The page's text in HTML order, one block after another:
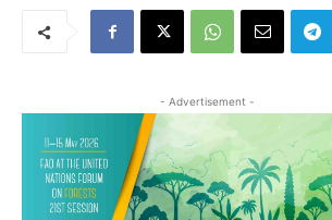
- Advertisement -